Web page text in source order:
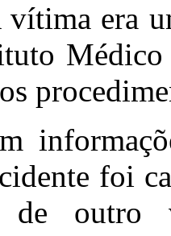
era
foi
de outro